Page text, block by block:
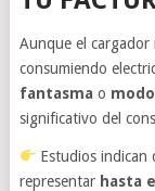
Aunque el
consumiendo
fantasma o
significativo del
Estudios indican
representar hasta